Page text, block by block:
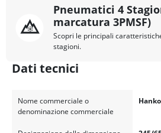
Pneumatici 4
marcatura 3PMSF)
Scopri le principali
stagioni.
Dati tecnici
Nome commerciale o
denominazione commerciale